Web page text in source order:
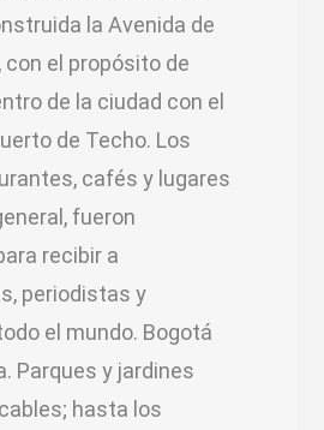
la Avenida de
el propósito de
de la ciudad con el
de Techo. Los
cafés y lugares
fueron
recibir a
periodistas y
el mundo. Bogotá
Parques y jardines
hasta los